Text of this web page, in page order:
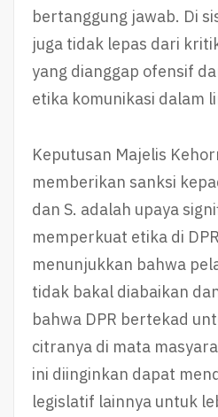
bertanggung jawab. Di
juga tidak lepas dari
yang dianggap ofensif
etika komunikasi dalam
Keputusan Majelis
memberikan sanksi
dan S. adalah upaya
memperkuat etika di
menunjukkan bahwa
tidak bakal diabaikan
bahwa DPR bertekad
citranya di mata
ini diinginkan dapat
legislatif lainnya untuk